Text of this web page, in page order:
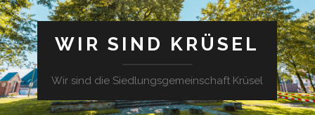
WIR SIND KRÜSEL
Wir sind die Siedlungsgemeinschaft Krüsel